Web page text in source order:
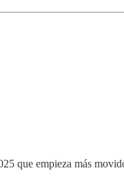
que empieza más